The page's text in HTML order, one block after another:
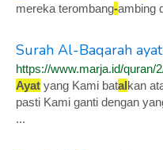
mereka terombang-ambing
Surah Al-Baqarah
https://www.marja.id/quran/
Ayat yang Kami batalkan
pasti Kami ganti dengan
...